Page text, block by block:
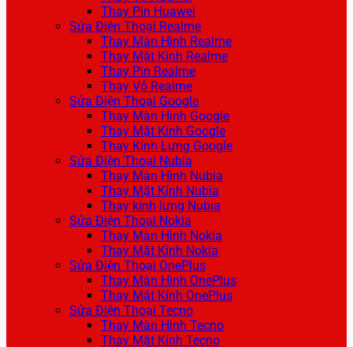
Thay Pin Huawei
Sửa Điện Thoại Realme
Thay Màn Hình Realme
Thay Mặt Kính Realme
Thay Pin Realme
Thay Vỏ Realme
Sửa Điện Thoại Google
Thay Màn Hình Google
Thay Mặt Kính Google
Thay Kính Lưng Google
Sửa Điện Thoại Nubia
Thay Màn Hình Nubia
Thay Mặt Kính Nubia
Thay kính lưng Nubia
Sửa Điện Thoại Nokia
Thay Màn Hình Nokia
Thay Mặt Kính Nokia
Sửa Điện Thoại OnePlus
Thay Màn Hình OnePlus
Thay Mặt Kính OnePlus
Sửa Điện Thoại Tecno
Thay Màn Hình Tecno
Thay Mặt Kính Tecno